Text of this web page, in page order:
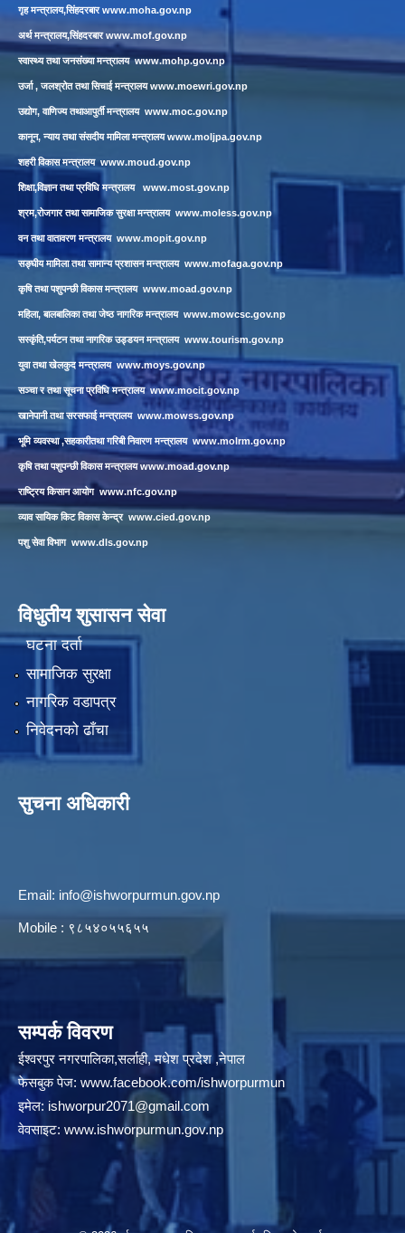
गृह मन्त्रालय,सिंहदरबारwww.moha.gov.np
अर्थ मन्त्रालय,सिंहदरबारwww.mof.gov.np
स्वास्थ्य तथा जनसंख्या मन्त्रालयwww.mohp.gov.np
उर्जा , जलश्रोत तथा सिचाई मन्त्रालयwww.moewri.gov.np
उद्योग, वाणिज्य तथाआपुर्ती मन्त्रालय www.moc.gov.np
कानून, न्याय तथा संसदीय मामिला मन्त्रालयwww.moljpa.gov.np
शहरी विकास मन्त्रालयwww.moud.gov.np
शिक्षा,विज्ञान तथा प्रविधि मन्त्रालय www.most.gov.np
श्रम,रोजगार तथा सामाजिक सुरक्षा मन्त्रालय www.moless.gov.np
वन तथा वातावरण मन्त्रालय www.mopit.gov.np
सङ्घीय मामिला तथा सामान्य प्रशासन मन्त्रालय www.mofaga.gov.np
कृषि तथा पशुपन्छी विकास मन्त्रालय www.moad.gov.np
महिला, बालबालिका तथा जेष्ठ नागरिक मन्त्रालय www.mowcsc.gov.np
सस्कृंति,पर्यटन तथा नागरिक उड्डयन मन्त्रालय www.tourism.gov.np
युवा तथा खेलकुद मन्त्रालय www.moys.gov.np
सञ्चा र तथा सूचना प्रविधि मन्त्रालय www.mocit.gov.np
खानेपानी तथा सरसफाई मन्त्रालय www.mowss.gov.np
भूमि व्यवस्था ,सहकारीतथा गरिबी निवारण मन्त्रालय www.molrm.gov.np
कृषि तथा पशुपन्छी विकास मन्त्रालयwww.moad.gov.np
राष्ट्रिय किसान आयोग www.nfc.gov.np
व्याव सायिक किट विकास केन्द्र www.cied.gov.np
पशु सेवा विभाग www.dls.gov.np
विधुतीय शुसासन सेवा
घटना दर्ता
सामाजिक सुरक्षा
नागरिक वडापत्र
निवेदनको ढाँचा
सुचना अधिकारी
Email: info@ishworpurmun.gov.np
Mobile : ९८५४०५५६५५
सम्पर्क विवरण
ईश्वरपुर नगरपालिका,सर्लाही, मधेश प्रदेश ,नेपाल
फेसबुक पेज: www.facebook.com/ishworpurmun
इमेल: ishworpur2071@gmail.com
वेवसाइट: www.ishworpurmun.gov.np